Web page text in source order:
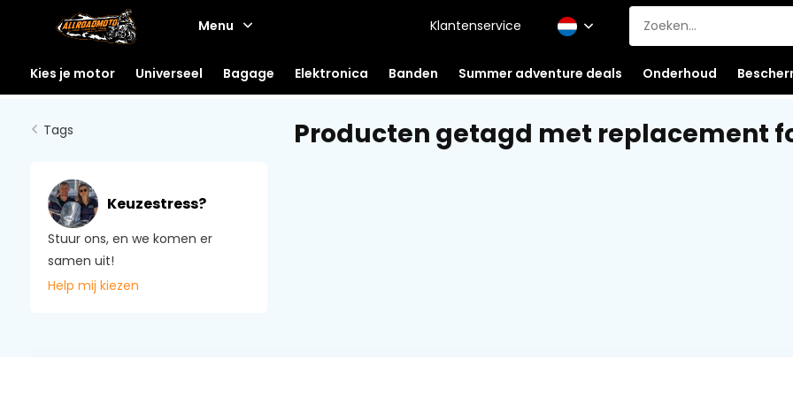
Menu Klantenservice
Kies je motor Universeel Bagage Elektronica Banden Summer adventure deals Onderhoud
Tags
Keuzestress?
Stuur ons, en we komen er
samen uit!
Help mij kiezen
Producten getagd met replacement